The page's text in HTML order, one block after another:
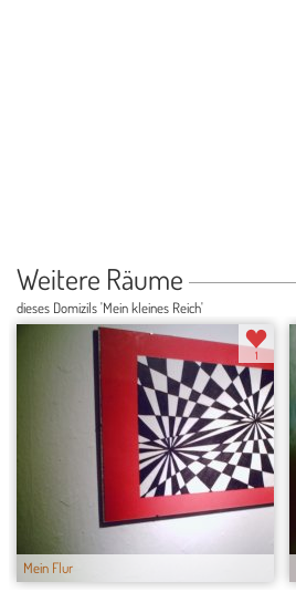
Weitere Räume
dieses Domizils 'Mein kleines Reich'
Mein Flur
1